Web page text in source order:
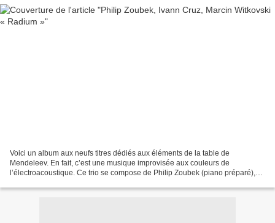
Voici un album aux neufs titres dédiés aux éléments de la table de
Mendeleev. En fait, c’est une musique improvisée aux couleurs de
l’électroacoustique. Ce trio se compose de Philip Zoubek (piano préparé),